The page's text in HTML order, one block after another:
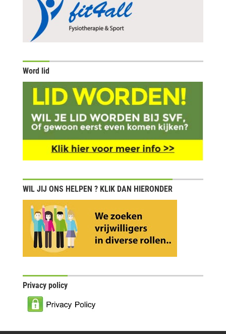
Word lid
WIL JIJ ONS HELPEN ? KLIK DAN HIERONDER
Privacy policy